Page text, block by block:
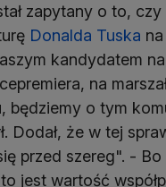
zapytany o to, czy
Donalda Tuska
kandydatem
na
będziemy o tym
Dodał, że w tej
przed szereg". -
jest wartość